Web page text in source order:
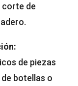
corte de
de piezas
botellas o